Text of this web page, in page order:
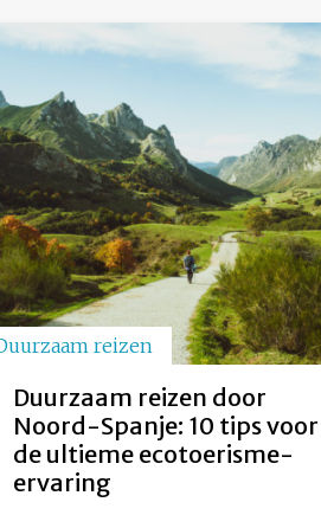
reizen
Duurzaam reizen door
Noord-Spanje: 10 tips voor
de ultieme ecotoerisme-
ervaring